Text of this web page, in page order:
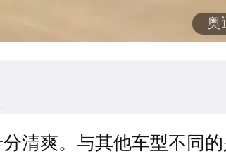
奥
清爽。与其他车型不同